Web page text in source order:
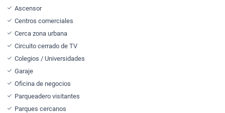
Ascensor
Centros comerciales
Cerca zona urbana
Circuito cerrado de TV
Colegios / Universidades
Garaje
Oficina de negocios
Parqueadero visitantes
Parques cercanos